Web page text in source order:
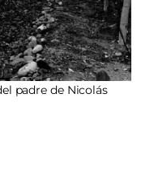
padre de Nicolás